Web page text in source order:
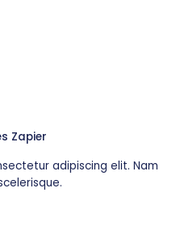
Zapier
adipiscing elit. Nam